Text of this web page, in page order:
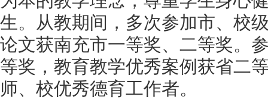
生。从教期间，多次参加市、校
论文获南充市一等奖、二等奖。
等奖，教育教学优秀案例获省二
师、校优秀德育工作者。